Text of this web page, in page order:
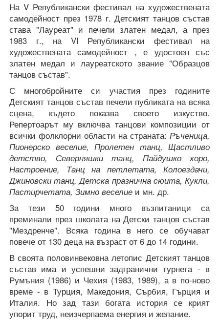
На V Републикански фестивал на художествената
самодейност през 1978 г. Детският танцов състав
става "Лауреат" и печели златен медал, а през
1983 г., на VI Републикански фестивал на
художествената самодейност , е удостоен със
златен медал и лауреатското звание "Образцов
танцов състав".
С многобройните си участия през годините
Детският танцов състав печели публиката на всяка
сцена, където показва своето изкуство.
Репертоарът му включва танцови композиции от
всички фолклорни области на страната: Ръченица,
Пионерско веселие, Пролетен танц, Щастливо
детство, Северняшки танц, Пайдушко хоро,
Настроение, Танц на петлетата, Колоездачи,
Джиновски танц, Детска празнична сюита, Кукли,
Пастирчетата, Зимно веселие и мн. др.
За тези 50 години много възпитаници са
преминали през школата на Детски танцов състав
"Мездренче". Всяка година в него се обучават
повече от 130 деца на възраст от 6 до 14 години.
В своята половинвековна летопис Детският танцов
състав има и успешни задгранични турнета - в
Румъния (1986) и Чехия (1983, 1989), а в по-ново
време - в Турция, Македония, Сърбия, Гърция и
Италия. Но зад тази богата история се крият
упорит труд, неизчерпаема енергия и желание.